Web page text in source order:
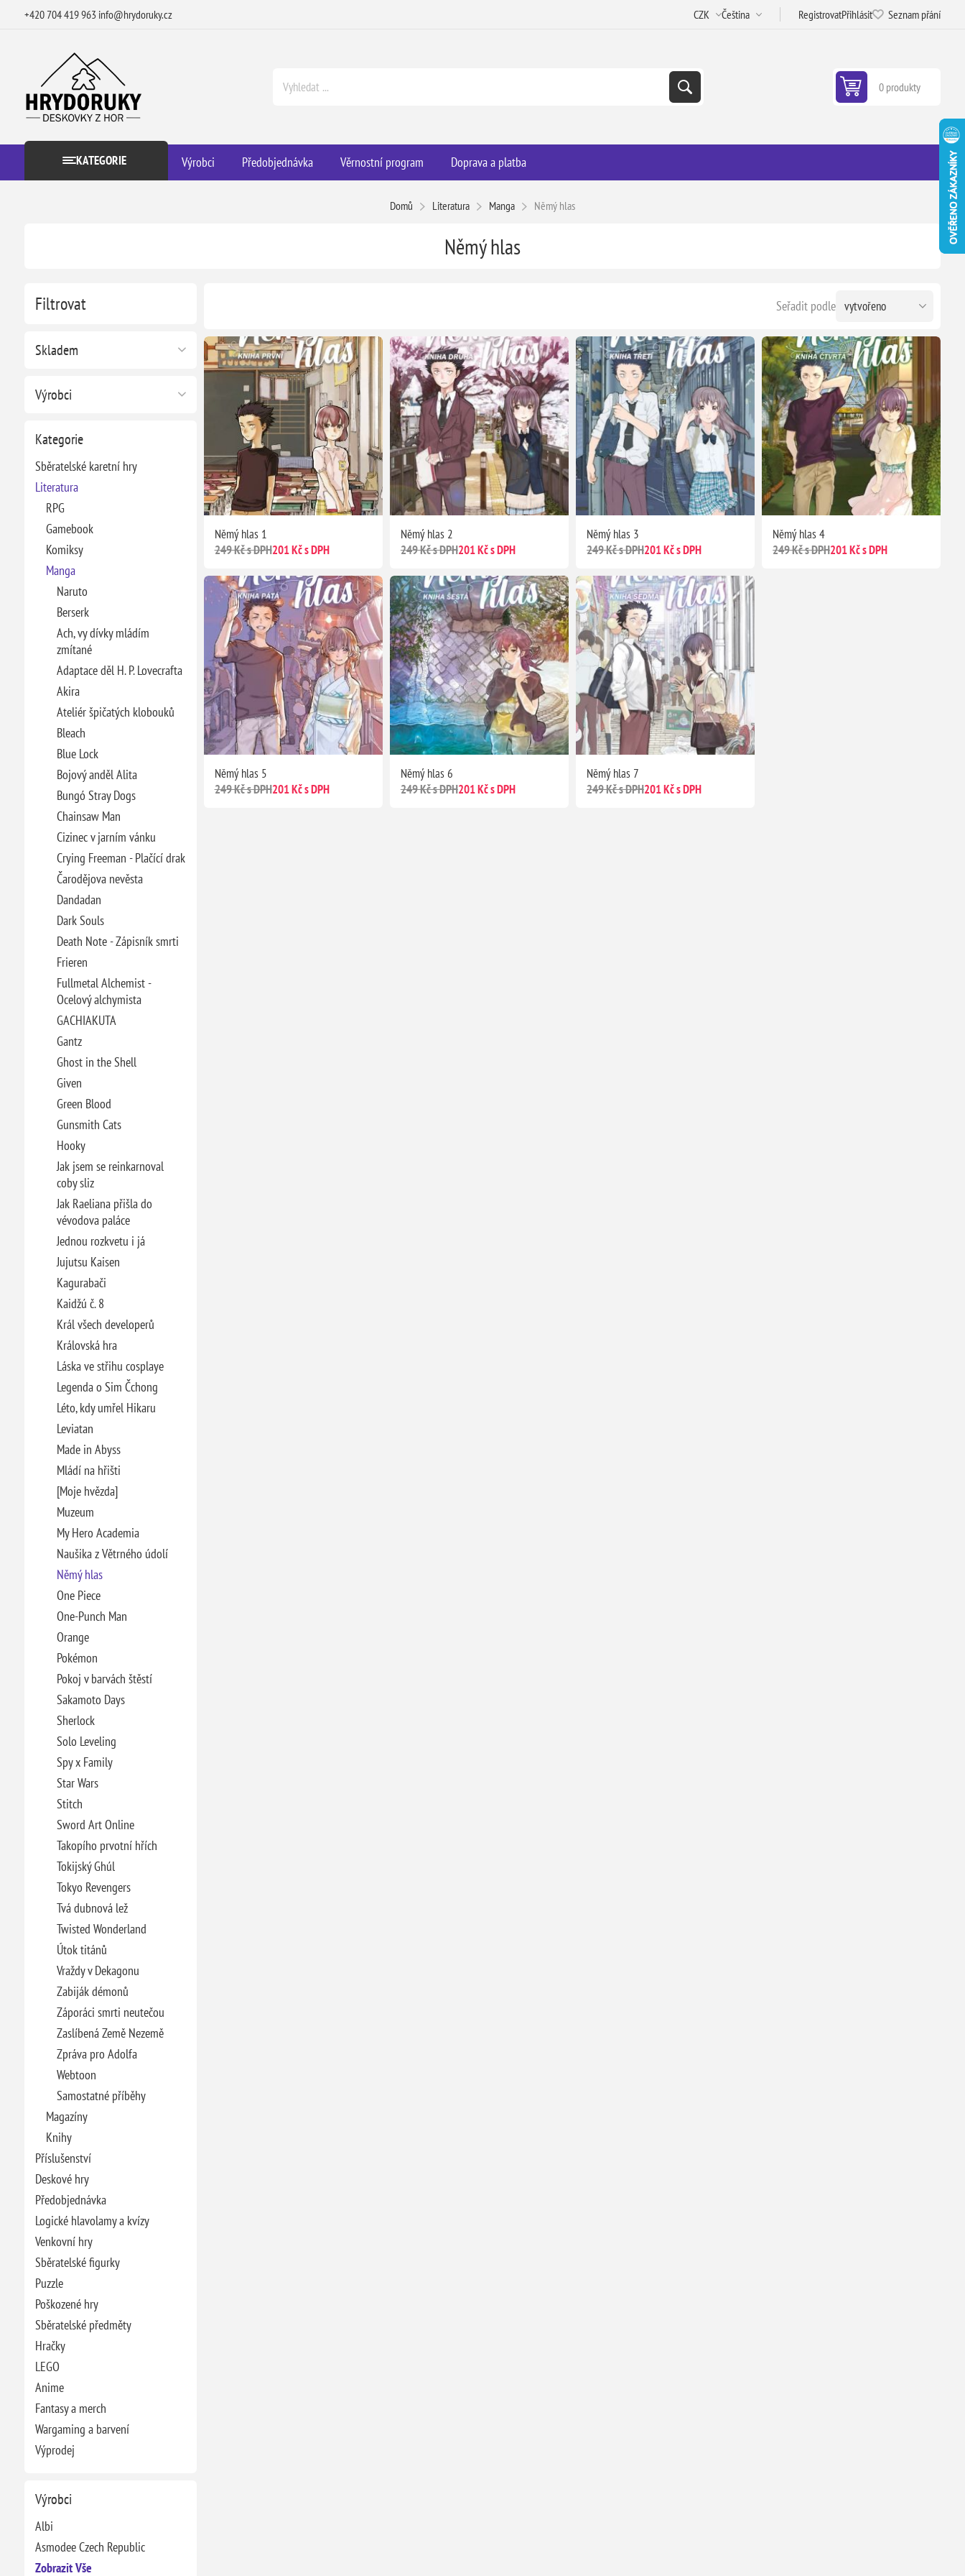
+420 704 419 963 info@hrydoruky.cz RegistrovatPřihlásit Seznam přání
0 produkty
KATEGORIE Výrobci Předobjednávka Věrnostní program Doprava a platba
Domů Literatura Manga Němý hlas
Filtrovat
Skladem
Výrobci
Kategorie
Sběratelské karetní hry
Literatura
RPG
Gamebook
Komiksy
Manga
Naruto
Berserk
Ach, vy dívky mládím
zmítané
Adaptace děl H. P. Lovecrafta
Akira
Ateliér špičatých klobouků
Bleach
Blue Lock
Bojový anděl Alita
Bungó Stray Dogs
Chainsaw Man
Cizinec v jarním vánku
Crying Freeman - Plačící drak
Čarodějova nevěsta
Dandadan
Dark Souls
Death Note - Zápisník smrti
Frieren
Fullmetal Alchemist -
Ocelový alchymista
GACHIAKUTA
Gantz
Ghost in the Shell
Given
Green Blood
Gunsmith Cats
Hooky
Jak jsem se reinkarnoval
coby sliz
Jak Raeliana přišla do
vévodova paláce
Jednou rozkvetu i já
Jujutsu Kaisen
Kagurabači
Kaidžú č. 8
Král všech developerů
Královská hra
Láska ve střihu cosplaye
Legenda o Sim Čchong
Léto, kdy umřel Hikaru
Leviatan
Made in Abyss
Mládí na hřišti
[Moje hvězda]
Muzeum
My Hero Academia
Naušika z Větrného údolí
Němý hlas
One Piece
One-Punch Man
Orange
Pokémon
Pokoj v barvách štěstí
Sakamoto Days
Sherlock
Solo Leveling
Spy x Family
Star Wars
Stitch
Sword Art Online
Takopího prvotní hřích
Tokijský Ghúl
Tokyo Revengers
Tvá dubnová lež
Twisted Wonderland
Útok titánů
Vraždy v Dekagonu
Zabiják démonů
Záporáci smrti neutečou
Zaslíbená Země Nezemě
Zpráva pro Adolfa
Webtoon
Samostatné příběhy
Magazíny
Knihy
Příslušenství
Deskové hry
Předobjednávka
Logické hlavolamy a kvízy
Venkovní hry
Sběratelské figurky
Puzzle
Poškozené hry
Sběratelské předměty
Hračky
LEGO
Anime
Fantasy a merch
Wargaming a barvení
Výprodej
Výrobci
Albi
Asmodee Czech Republic
Zobrazit Vše
Němý hlas
Seřadit podle
Němý hlas 1
249 Kč s DPH201 Kč s DPH
Němý hlas 2
249 Kč s DPH201 Kč s DPH
Němý hlas 3
249 Kč s DPH201 Kč s DPH
Němý hlas 4
249 Kč s DPH201 Kč s DPH
Němý hlas 5
249 Kč s DPH201 Kč s DPH
Němý hlas 6
249 Kč s DPH201 Kč s DPH
Němý hlas 7
249 Kč s DPH201 Kč s DPH